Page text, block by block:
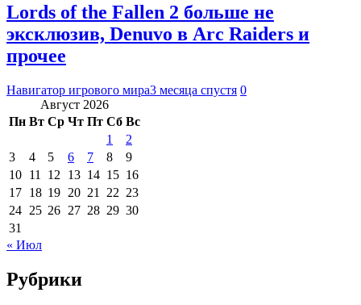
Lords of the Fallen 2 больше не
эксклюзив, Denuvo в Arc Raiders и
прочее
Навигатор игрового мира3 месяца спустя 0
Август 2026
Пн Вт Ср Чт Пт Сб Вс
1
2
3
4 5 6 7 8
9
10 11 12 13 14 15 16
17 18 19 20 21 22 23
24 25 26 27 28 29 30
31
« Июл
Рубрики